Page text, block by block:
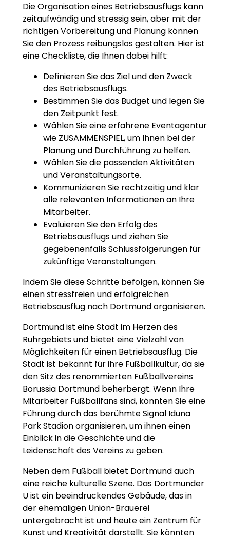
Die Organisation eines Betriebsausflugs kann
zeitaufwändig und stressig sein, aber mit der
richtigen Vorbereitung und Planung können
Sie den Prozess reibungslos gestalten. Hier ist
eine Checkliste, die Ihnen dabei hilft:
Definieren Sie das Ziel und den Zweck
des Betriebsausflugs.
Bestimmen Sie das Budget und legen Sie
den Zeitpunkt fest.
Wählen Sie eine erfahrene Eventagentur
wie ZUSAMMENSPIEL, um Ihnen bei der
Planung und Durchführung zu helfen.
Wählen Sie die passenden Aktivitäten
und Veranstaltungsorte.
Kommunizieren Sie rechtzeitig und klar
alle relevanten Informationen an Ihre
Mitarbeiter.
Evaluieren Sie den Erfolg des
Betriebsausflugs und ziehen Sie
gegebenenfalls Schlussfolgerungen für
zukünftige Veranstaltungen.
Indem Sie diese Schritte befolgen, können Sie
einen stressfreien und erfolgreichen
Betriebsausflug nach Dortmund organisieren.
Dortmund ist eine Stadt im Herzen des
Ruhrgebiets und bietet eine Vielzahl von
Möglichkeiten für einen Betriebsausflug. Die
Stadt ist bekannt für ihre Fußballkultur, da sie
den Sitz des renommierten Fußballvereins
Borussia Dortmund beherbergt. Wenn Ihre
Mitarbeiter Fußballfans sind, könnten Sie eine
Führung durch das berühmte Signal Iduna
Park Stadion organisieren, um ihnen einen
Einblick in die Geschichte und die
Leidenschaft des Vereins zu geben.
Neben dem Fußball bietet Dortmund auch
eine reiche kulturelle Szene. Das Dortmunder
U ist ein beeindruckendes Gebäude, das in
der ehemaligen Union-Brauerei
untergebracht ist und heute ein Zentrum für